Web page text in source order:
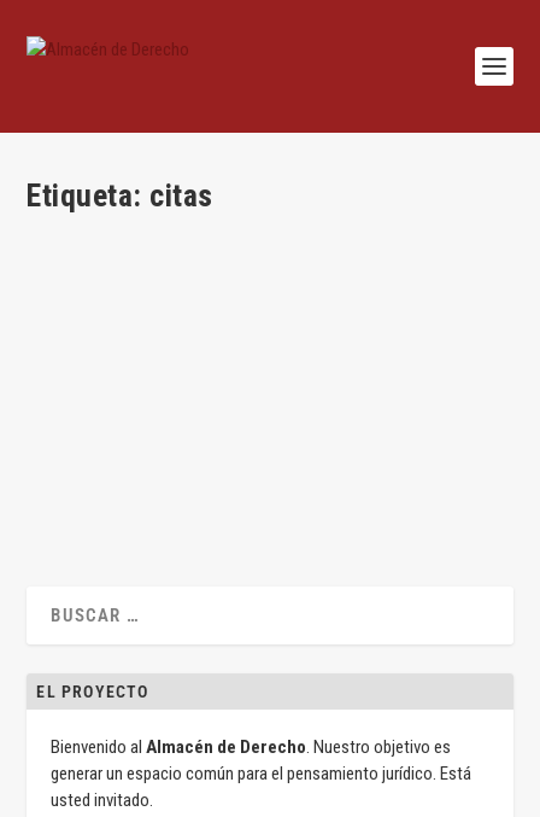
Etiqueta: citas
EL PROYECTO
Bienvenido alAlmacén de Derecho. Nuestro objetivo es
generar un espacio común para el pensamiento jurídico. Está
usted invitado.